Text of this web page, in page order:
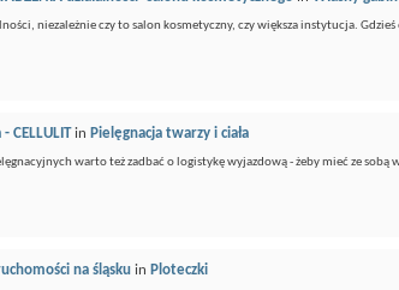
niezależnie czy to salon kosmetyczny, czy większa instytucja.
CELLULITin Pielęgnacja twarzy i ciała
warto też zadbać o logistykę wyjazdową - żeby mieć ze sobą
na śląsku in Ploteczki